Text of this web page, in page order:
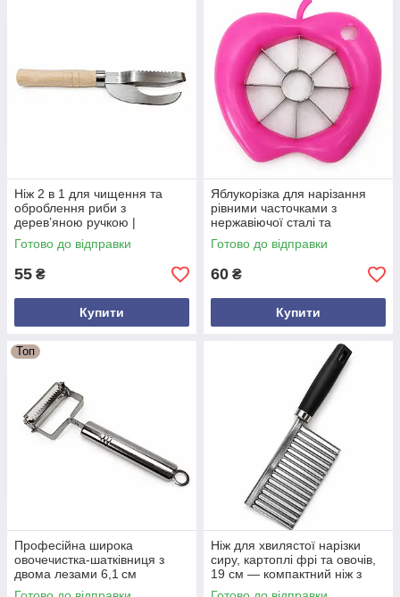
Ніж 2 в 1 для чищення та
оброблення риби з
дерев’яною ручкою |
Рибочистка з нержавіючої
сталі, виробництво Україна
Готово до відправки
55 ₴
Купити
Яблукорізка для нарізання
рівними часточками з
нержавіючої сталі та
пластику, діаметр 13 см
Готово до відправки
60 ₴
Купити
Топ
Професійна широка
овочечистка-шатківниця з
двома лезами 6,1 см
(нержавіюча сталь)
Ніж для хвилястої нарізки
сиру, картоплі фрі та овочів,
19 см — компактний ніж з
нержавіючої сталі з